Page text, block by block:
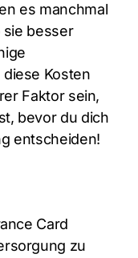
es manchmal
sie besser
Kosten
Faktor sein,
bevor du dich
entscheiden!
Card
zu